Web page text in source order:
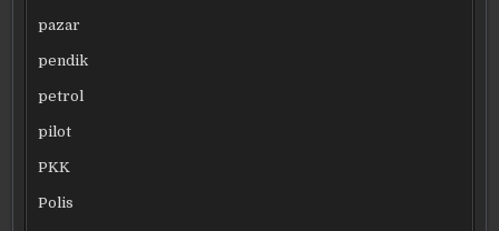
pazar
pendik
petrol
pilot
PKK
Polis